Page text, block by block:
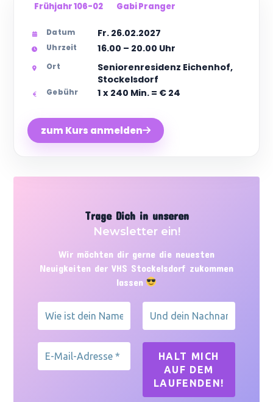
Frühjahr 106-02 Gabi Pranger
Datum Fr. 26.02.2027
Uhrzeit 16.00 – 20.00 Uhr
Ort
Seniorenresidenz Eichenhof,
Stockelsdorf
Gebühr 1 x 240 Min. = € 24
zum Kurs anmelden
Trage Dich in unseren
Newsletter ein!
Wir möchten dir gerne die neuesten
Neuigkeiten der VHS Stockelsdorf zukommen
lassen